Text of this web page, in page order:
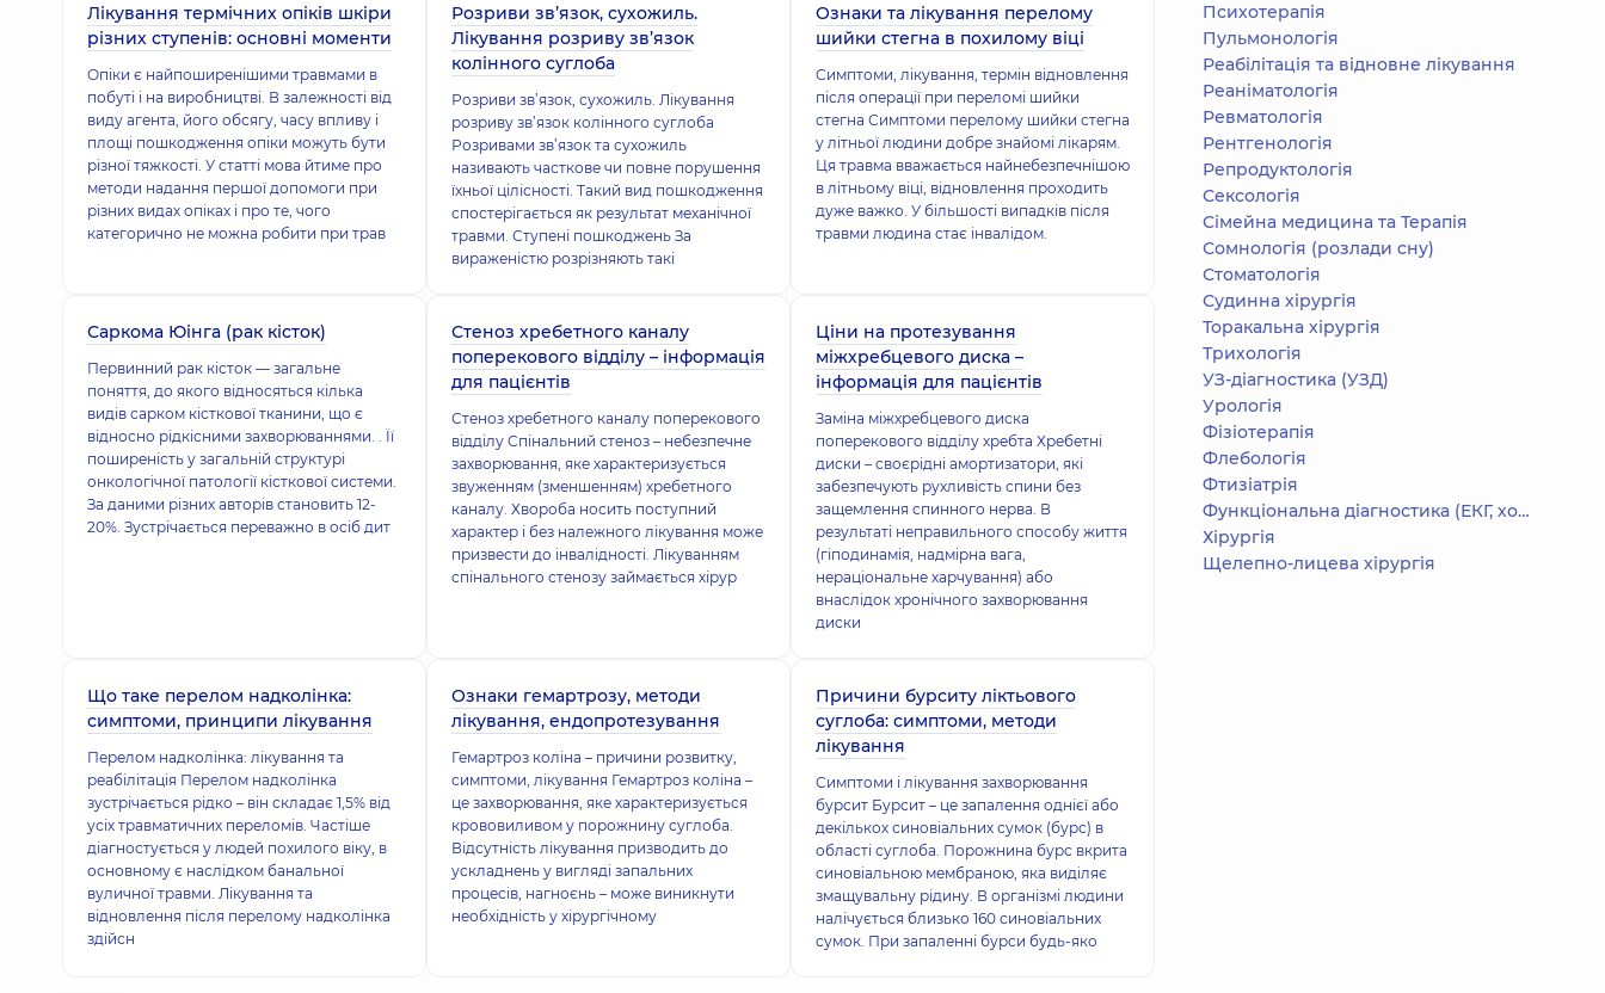
Лікування термічних опіків шкіри
різних ступенів: основні моменти
Опіки є найпоширенішими травмами в
побуті і на виробництві. В залежності від
виду агента, його обсягу, часу впливу і
площі пошкодження опіки можуть бути
різної тяжкості. У статті мова йтиме про
методи надання першої допомоги при
різних видах опіках і про те, чого
категорично не можна робити при трав
Розриви зв’язок, сухожиль.
Лікування розриву зв’язок
колінного суглоба
Розриви зв’язок, сухожиль. Лікування
розриву зв’язок колінного суглоба
Розривами зв’язок та сухожиль
називають часткове чи повне порушення
їхньої цілісності. Такий вид пошкодження
спостерігається як результат механічної
травми. Ступені пошкоджень За
вираженістю розрізняють такі
Ознаки та лікування перелому
шийки стегна в похилому віці
Симптоми, лікування, термін відновлення
після операції при переломі шийки
стегна Симптоми перелому шийки стегна
у літньої людини добре знайомі лікарям.
Ця травма вважається найнебезпечнішою
в літньому віці, відновлення проходить
дуже важко. У більшості випадків після
травми людина стає інвалідом.
Саркома Юінга (рак кісток)
Первинний рак кісток — загальне
поняття, до якого відносяться кілька
видів сарком кісткової тканини, що є
відносно рідкісними захворюваннями. . Її
поширеність у загальній структурі
онкологічної патології кісткової системи.
За даними різних авторів становить 12-
20%. Зустрічається переважно в осіб дит
Стеноз хребетного каналу
поперекового відділу – інформація
для пацієнтів
Стеноз хребетного каналу поперекового
відділу Спінальний стеноз – небезпечне
захворювання, яке характеризується
звуженням (зменшенням) хребетного
каналу. Хвороба носить поступний
характер і без належного лікування може
призвести до інвалідності. Лікуванням
спінального стенозу займається хірур
Ціни на протезування
міжхребцевого диска –
інформація для пацієнтів
Заміна міжхребцевого диска
поперекового відділу хребта Хребетні
диски – своєрідні амортизатори, які
забезпечують рухливість спини без
защемлення спинного нерва. В
результаті неправильного способу життя
(гіподинамія, надмірна вага,
нераціональне харчування) або
внаслідок хронічного захворювання
диски
Що таке перелом надколінка:
симптоми, принципи лікування
Перелом надколінка: лікування та
реабілітація Перелом надколінка
зустрічається рідко – він складає 1,5% від
усіх травматичних переломів. Частіше
діагностується у людей похилого віку, в
основному є наслідком банальної
вуличної травми. Лікування та
відновлення після перелому надколінка
здійсн
Ознаки гемартрозу, методи
лікування, ендопротезування
Гемартроз коліна – причини розвитку,
симптоми, лікування Гемартроз коліна –
це захворювання, яке характеризується
крововиливом у порожнину суглоба.
Відсутність лікування призводить до
ускладнень у вигляді запальних
процесів, нагноєнь – може виникнути
необхідність у хірургічному
Причини бурситу ліктьового
суглоба: симптоми, методи
лікування
Симптоми і лікування захворювання
бурсит Бурсит – це запалення однієї або
декількох синовіальних сумок (бурс) в
області суглоба. Порожнина бурс вкрита
синовіальною мембраною, яка виділяє
змащувальну рідину. В організмі людини
налічується близько 160 синовіальних
сумок. При запаленні бурси будь-яко
Психотерапія
Пульмонологія
Реабілітація та відновне лікування
Реаніматологія
Ревматологія
Рентгенологія
Репродуктологія
Сексологія
Сімейна медицина та Терапія
Сомнологія (розлади сну)
Стоматологія
Судинна хірургія
Торакальна хірургія
Трихологія
УЗ-діагностика (УЗД)
Урологія
Фізіотерапія
Флебологія
Фтизіатрія
Функціональна діагностика (ЕКГ, холтер, добове АТ)
Хірургія
Щелепно-лицева хірургія